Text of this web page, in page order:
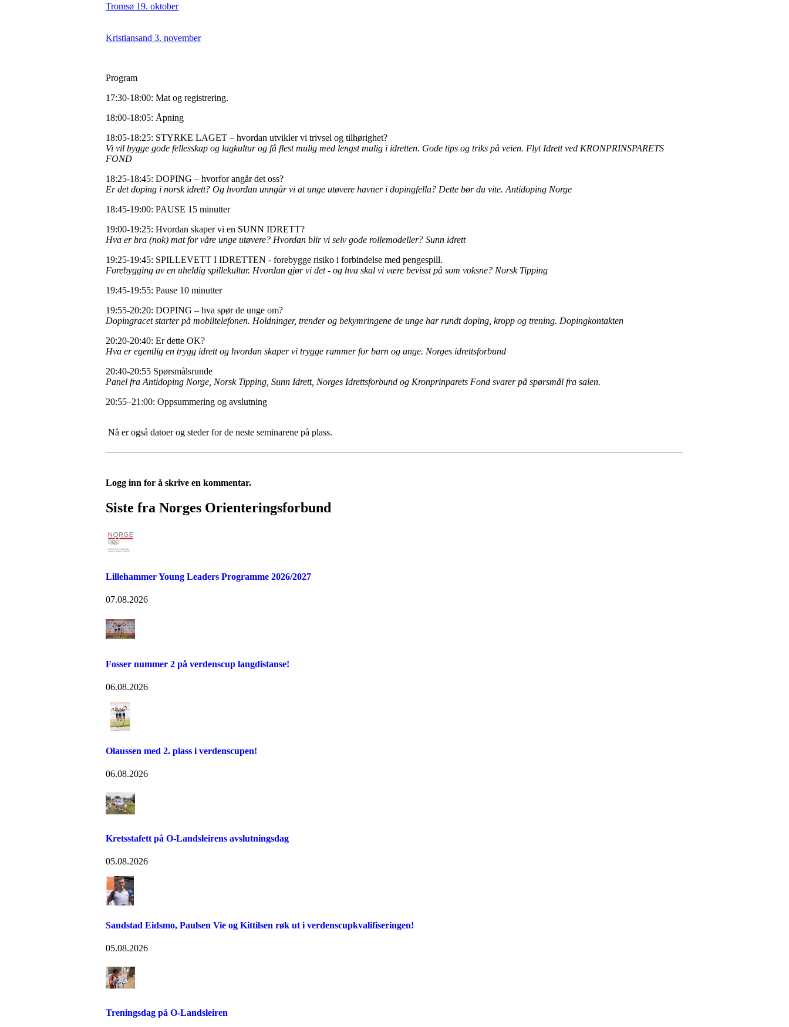
Tromsø 19. oktober
Kristiansand 3. november
Program
17:30-18:00: Mat og registrering.
18:00-18:05: Åpning
18:05-18:25: STYRKE LAGET – hvordan utvikler vi trivsel og tilhørighet?
Vi vil bygge gode fellesskap og lagkultur og få flest mulig med lengst mulig i idretten. Gode tips og triks på veien. Flyt Idrett ved KRONPRINSPARETS
FOND
18:25-18:45: DOPING – hvorfor angår det oss?
Er det doping i norsk idrett? Og hvordan unngår vi at unge utøvere havner i dopingfella? Dette bør du vite. Antidoping Norge
18:45-19:00: PAUSE 15 minutter
19:00-19:25: Hvordan skaper vi en SUNN IDRETT?
Hva er bra (nok) mat for våre unge utøvere? Hvordan blir vi selv gode rollemodeller? Sunn idrett
19:25-19:45: SPILLEVETT I IDRETTEN - forebygge risiko i forbindelse med pengespill.
Forebygging av en uheldig spillekultur. Hvordan gjør vi det - og hva skal vi være bevisst på som voksne? Norsk Tipping
19:45-19:55: Pause 10 minutter
19:55-20:20: DOPING – hva spør de unge om?
Dopingracet starter på mobiltelefonen. Holdninger, trender og bekymringene de unge har rundt doping, kropp og trening. Dopingkontakten
20:20-20:40: Er dette OK?
Hva er egentlig en trygg idrett og hvordan skaper vi trygge rammer for barn og unge. Norges idrettsforbund
20:40-20:55 Spørsmålsrunde
Panel fra Antidoping Norge, Norsk Tipping, Sunn Idrett, Norges Idrettsforbund og Kronprinparets Fond svarer på spørsmål fra salen.
20:55–21:00: Oppsummering og avslutning
Nå er også datoer og steder for de neste seminarene på plass.
Logg inn for å skrive en kommentar.
Siste fra Norges Orienteringsforbund
Lillehammer Young Leaders Programme 2026/2027
07.08.2026
Fosser nummer 2 på verdenscup langdistanse!
06.08.2026
Olaussen med 2. plass i verdenscupen!
06.08.2026
Kretsstafett på O-Landsleirens avslutningsdag
05.08.2026
Sandstad Eidsmo, Paulsen Vie og Kittilsen røk ut i verdenscupkvalifiseringen!
05.08.2026
Treningsdag på O-Landsleiren